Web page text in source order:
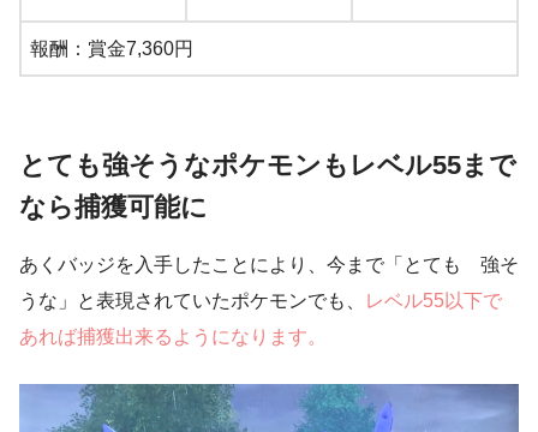
報酬：賞金7,360円
とても強そうなポケモンもレベル55まで
なら捕獲可能に
あくバッジを入手したことにより、今まで「とても 強そ
うな」と表現されていたポケモンでも、
レベル55以下で
あれば捕獲出来るようになります。